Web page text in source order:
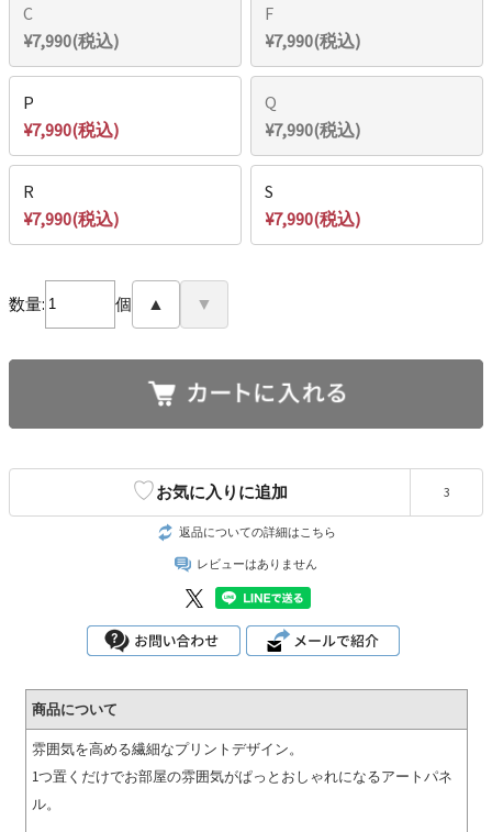
C
¥7,990(税込)
F
¥7,990(税込)
P
¥7,990(税込)
Q
¥7,990(税込)
R
¥7,990(税込)
S
¥7,990(税込)
数量: 個 ▲ ▼
♡お気に入りに追加 3
返品についての詳細はこちら
レビューはありません
商品について
雰囲気を高める繊細なプリントデザイン。
1つ置くだけでお部屋の雰囲気がぱっとおしゃれになるアートパネ
ル。